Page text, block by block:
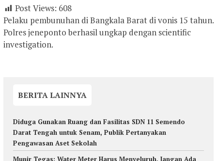
Post Views: 608
Pelaku pembunuhan di Bangkala Barat di vonis 15 tahun.
Polres jeneponto berhasil ungkap dengan scientific
investigation.
BERITA LAINNYA
Diduga Gunakan Ruang dan Fasilitas SDN 11 Semendo
Darat Tengah untuk Senam, Publik Pertanyakan
Pengawasan Aset Sekolah
Munir Tegas: Water Meter Harus Menyeluruh, Jangan Ada